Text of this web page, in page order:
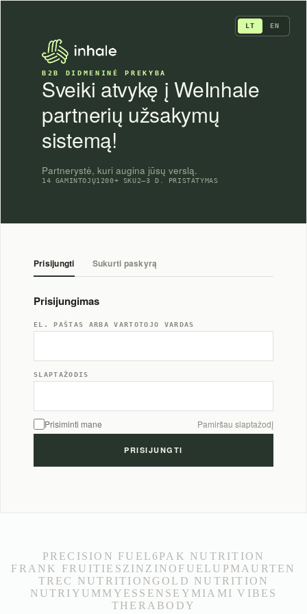
LT EN
B2B DIDMENINĖ PREKYBA
Sveiki atvykę į WeInhale
partnerių užsakymų
sistemą!
Partnerystė, kuri augina jūsų verslą.
14 GAMINTOJŲ1200+ SKU2–3 D. PRISTATYMAS
Prisijungti Sukurti paskyrą
Prisijungimas
EL. PAŠTAS ARBA VARTOTOJO VARDAS
SLAPTAŽODIS
Prisiminti mane Pamiršau slaptažodį
PRECISION FUEL 6PAK NUTRITION
FRANK FRUITIES ZINZINO FUELUP MAURTEN
TREC NUTRITIONGOLD NUTRITION
NUTRIYUMMY ESSENSEY MIAMI VIBES
THERABODY